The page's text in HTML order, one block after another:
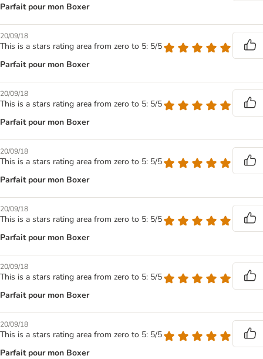
Parfait pour mon Boxer
20/09/18
This is a stars rating area from zero to 5: 5/5
Parfait pour mon Boxer
20/09/18
This is a stars rating area from zero to 5: 5/5
Parfait pour mon Boxer
20/09/18
This is a stars rating area from zero to 5: 5/5
Parfait pour mon Boxer
20/09/18
This is a stars rating area from zero to 5: 5/5
Parfait pour mon Boxer
20/09/18
This is a stars rating area from zero to 5: 5/5
Parfait pour mon Boxer
20/09/18
This is a stars rating area from zero to 5: 5/5
Parfait pour mon Boxer